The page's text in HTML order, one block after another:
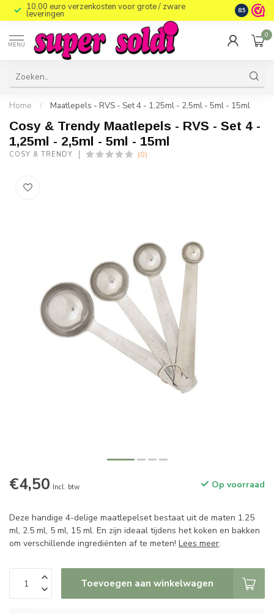
10,00 euro verzenkosten voor grote / zware
leveringen 8.5
MENU
0
Home / Maatlepels - RVS - Set 4 - 1,25ml - 2,5ml - 5ml - 15ml
Cosy & Trendy Maatlepels - RVS - Set 4 -
1,25ml - 2,5ml - 5ml - 15ml
COSY & TRENDY (0)
€4,50 Incl. btw Op voorraad
Deze handige 4-delige maatlepelset bestaat uit de maten 1.25
ml, 2.5 ml, 5 ml, 15 ml. En zijn ideaal tijdens het koken en bakken
om verschillende ingrediënten af te meten! Lees meer.
Toevoegen aan winkelwagen